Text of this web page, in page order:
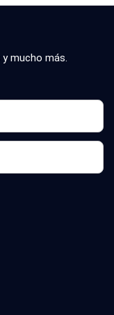
mucho más.